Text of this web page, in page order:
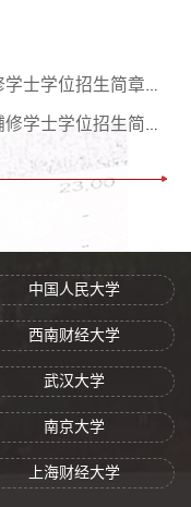
位招生简章（本科）
位招生简章及教学计划
中国人民大学
西南财经大学
武汉大学
南京大学
上海财经大学